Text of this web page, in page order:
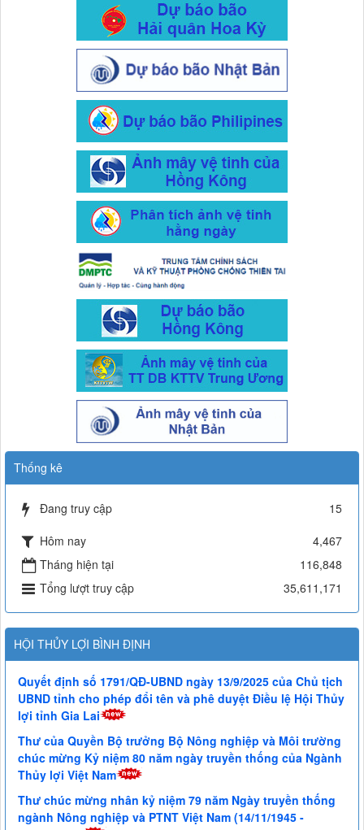
Thống kê
Đang truy cập
15
Hôm nay
4,467
Tháng hiện tại
116,848
Tổng lượt truy cập
35,611,171
HỘI THỦY LỢI BÌNH ĐỊNH
Quyết định số 1791/QĐ-UBND ngày 13/9/2025 của Chủ tịch
UBND tỉnh cho phép đổi tên và phê duyệt Điều lệ Hội Thủy
lợi tỉnh Gia Lai
Thư của Quyền Bộ trưởng Bộ Nông nghiệp và Môi trường
chúc mừng Kỷ niệm 80 năm ngày truyền thống của Ngành
Thủy lợi Việt Nam
Thư chúc mừng nhân kỷ niệm 79 năm Ngày truyền thống
ngành Nông nghiệp và PTNT Việt Nam (14/11/1945 -